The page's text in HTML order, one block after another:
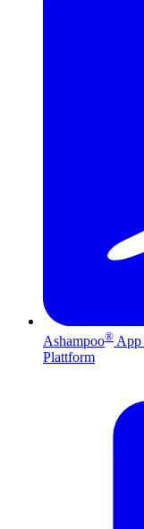
Ashampoo® App
Plattform